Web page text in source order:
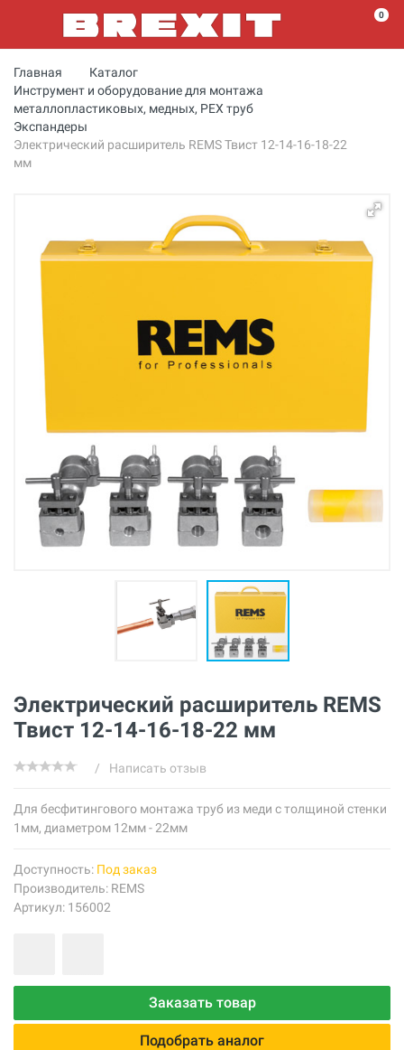
0
Главная
Каталог
Инструмент и оборудование для монтажа
металлопластиковых, медных, PEX труб
Экспандеры
Электрический расширитель REMS Твист 12-14-16-18-22
мм
Электрический расширитель REMS
Твист 12-14-16-18-22 мм
/ Написать отзыв
Для бесфитингового монтажа труб из меди с толщиной стенки
1мм, диаметром 12мм - 22мм
Доступность: Под заказ
Производитель: REMS
Артикул: 156002
Заказать товар
Подобрать аналог